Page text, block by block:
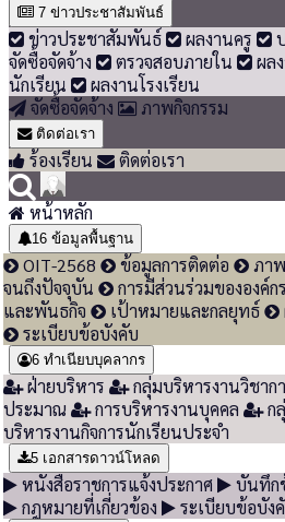
7 ข่าวประชาสัมพันธ์
ข่าวประชาสัมพันธ์ ผลงานครู
จัดซื้อจัดจ้าง
ตรวจสอบภายใน
ผล
นักเรียน
ผลงานโรงเรียน
จัดซื้อจัดจ้าง
ภาพกิจกรรม
ติดต่อเรา
ร้องเรียน ติดต่อเรา
หน้าหลัก
16 ข้อมูลพื้นฐาน
OIT-2568 ข้อมูลการติดต่อ ภา
จนถึงปัจจุบัน
การมีส่วนร่วมขององค์
และพันธกิจ
เป้าหมายและกลยุทธ์
ระเบียบข้อบังคับ
6 ทำเนียบบุคลากร
ฝ่ายบริหาร กลุ่มบริหารงานวิชาก
ประมาณ
การบริหารงานบุคคล ก
บริหารงานกิจการนักเรียนประจำ
5 เอกสารดาวน์โหลด
หนังสือราชการแจ้งประกาศ บันทึก
กฎหมายที่เกี่ยวข้อง
ระเบียบข้อบัง